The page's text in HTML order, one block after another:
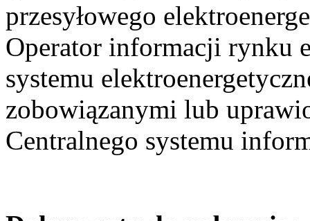
przesyłowego
Operator informacji rynku
systemu
zobowiązanymi lub
Centralnego systemu